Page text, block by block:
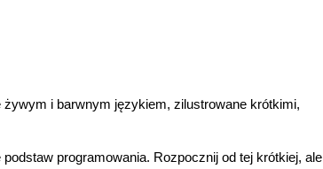
i barwnym językiem, zilustrowane krótkimi,
programowania. Rozpocznij od tej krótkiej, ale